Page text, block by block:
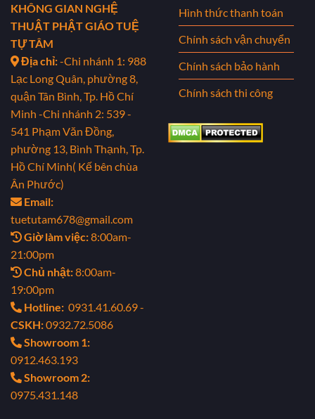
KHÔNG GIAN NGHỆ
THUẬT PHẬT GIÁO TUỆ
TỰ TÂM
Địa chỉ:-Chi nhánh 1: 988
Lạc Long Quân, phường 8,
quận Tân Bình, Tp. Hồ Chí
Minh -Chi nhánh 2: 539 -
541 Phạm Văn Đồng,
phường 13, Bình Thạnh, Tp.
Hồ Chí Minh( Kế bên chùa
Ân Phước)
Email:
tuetutam678@gmail.com
Giờ làm việc:8:00am-
21:00pm
Chủ nhật:8:00am-
19:00pm
Hotline: 0931.41.60.69 -
CSKH:0932.72.5086
Showroom 1:
0912.463.193
Showroom 2:
0975.431.148
Hình thức thanh toán
Chính sách vận chuyển
Chính sách bảo hành
Chính sách thi công